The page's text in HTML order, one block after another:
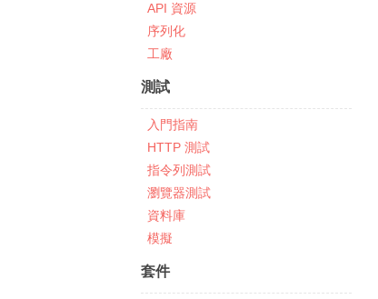
API 資源
序列化
工廠
測試
入門指南
HTTP 測試
指令列測試
瀏覽器測試
資料庫
模擬
套件